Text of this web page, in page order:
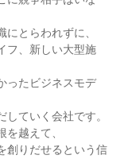
とらわれずに、
フ、新しい大型施
ったビジネスモデ
ていく会社です。
越えて、
創りだせるという信